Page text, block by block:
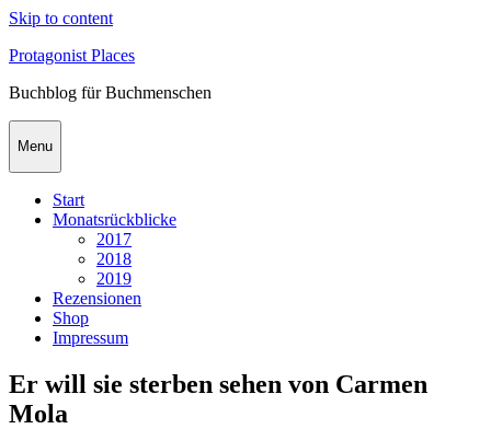
Skip to content
Protagonist Places
Buchblog für Buchmenschen
Menu
Start
Monatsrückblicke
2017
2018
2019
Rezensionen
Shop
Impressum
Er will sie sterben sehen von Carmen
Mola